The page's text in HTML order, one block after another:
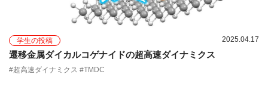
学生の投稿 2025.04.17
遷移金属ダイカルコゲナイドの超高速ダイナミクス
#超高速ダイナミクス #TMDC